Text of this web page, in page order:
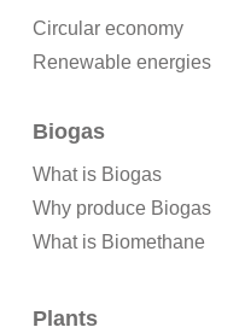
Circular economy
Renewable energies
Biogas
What is Biogas
Why produce Biogas
What is Biomethane
Plants